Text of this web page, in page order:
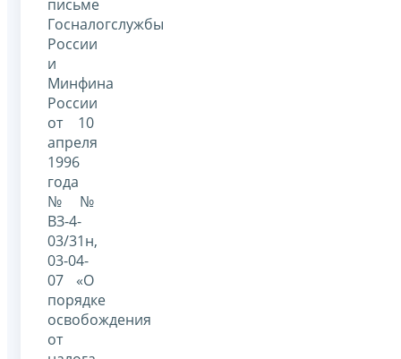
письме
Госналогслужбы
России
и
Минфина
России
от 10
апреля
1996
года
№№
ВЗ-4-
03/31н,
03-04-
07 «О
порядке
освобождения
от